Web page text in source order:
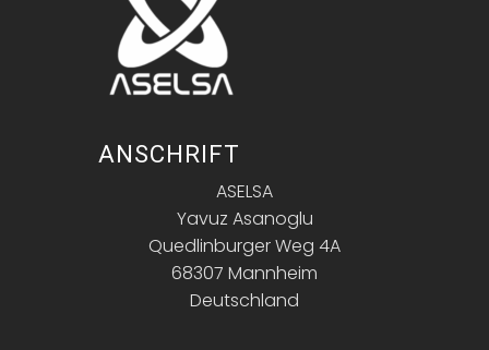
ANSCHRIFT
ASELSA
Yavuz Asanoglu
Quedlinburger Weg 4A
68307 Mannheim
Deutschland